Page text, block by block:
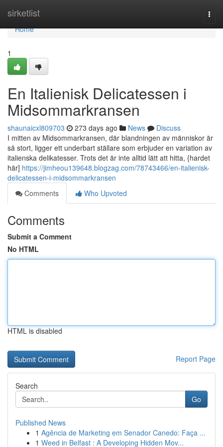
sirketlist
Home
Home
1
En Italienisk Delicatessen i
Midsommarkransen
shaunaicxl809703 273 days ago News
Discuss
I mitten av Midsommarkransen, där blandningen av människor är
så stort, ligger ett underbart ställare som erbjuder en variation av
italienska delikatesser. Trots det är inte alltid lätt att hitta, {hardet
här] https://jimheou139648.blogzag.com/78743466/en-italienisk-
delicatessen-i-midsommarkransen
Comments
Who Upvoted
Comments
Submit a Comment
No HTML
HTML is disabled
Report Page
Search
Go
Published News
1 Agência de Marketing em Senador Canedo: Faça ...
1 Weed in Belfast : A Developing Hidden Mov...